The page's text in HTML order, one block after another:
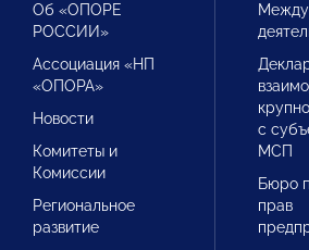
Об «ОПОРЕ
РОССИИ»
Ассоциация «НП
«ОПОРА»
Новости
Комитеты и
Комиссии
Региональное
развитие
с
МСП
Бюро
прав